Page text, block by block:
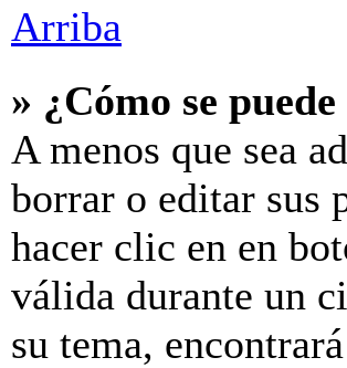
Arriba
» ¿Cómo se
A menos que sea
borrar o editar sus
hacer clic en en
válida durante un
su tema,